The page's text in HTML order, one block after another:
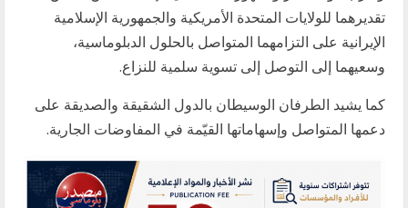
تقديرهما للولايات المتحدة الأمريكية والجمهورية الإسلامية
الإيرانية على التزامهما المتواصل بالحلول الدبلوماسية،
وسعيهما إلى التوصل إلى تسوية سلمية للنزاع.
كما يشيد الطرفان الوسيطان بالدول الشقيقة والصديقة على
دعمها المتواصل وإسهاماتها القيّمة في المفاوضات الجارية.